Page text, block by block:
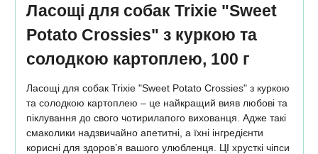
Ласощі для собак Trixie "Sweet
Potato Crossies" з куркою та
солодкою картоплею, 100 г
Ласощі для собак Trixie "Sweet Potato Crossies" з куркою
та солодкою картоплею – це найкращий вияв любові та
піклування до свого чотирилапого вихованця. Адже такі
смаколики надзвичайно апетитні, а їхні інгредієнти
корисні для здоров’я вашого улюбленця. ЦІ хрусткі чіпси